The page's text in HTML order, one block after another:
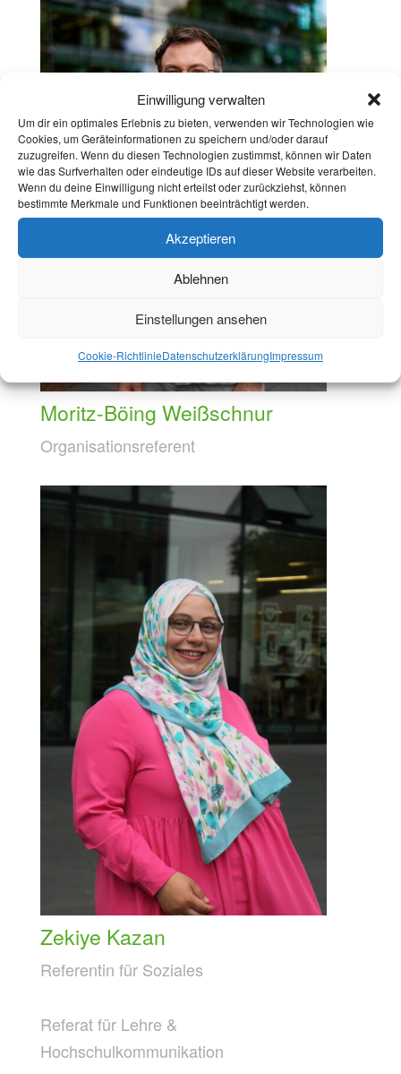
Einwilligung verwalten
Um dir ein optimales Erlebnis zu bieten, verwenden wir Technologien wie
Cookies, um Geräteinformationen zu speichern und/oder darauf
zuzugreifen. Wenn du diesen Technologien zustimmst, können wir Daten
wie das Surfverhalten oder eindeutige IDs auf dieser Website verarbeiten.
Wenn du deine Einwilligung nicht erteilst oder zurückziehst, können
bestimmte Merkmale und Funktionen beeinträchtigt werden.
Akzeptieren
Ablehnen
Einstellungen ansehen
Cookie-RichtlinieDatenschutzerklärungImpressum
Moritz-Böing Weißschnur
Organisationsreferent
Zekiye Kazan
Referentin für Soziales
Referat für Lehre &
Hochschulkommunikation